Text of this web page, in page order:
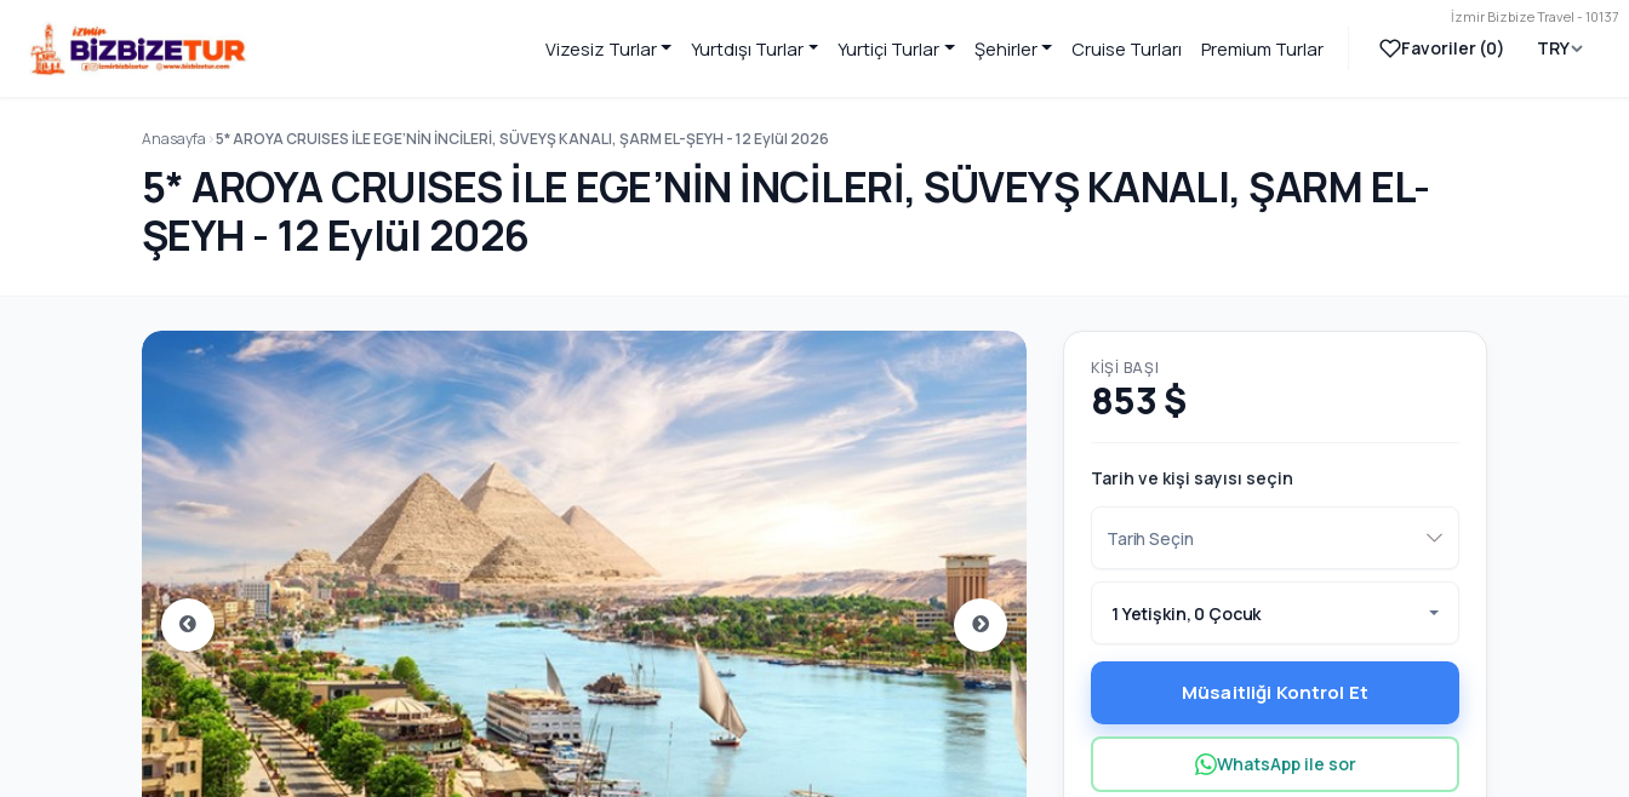
İzmir Bizbize Travel - 10137
Vizesiz Turlar Yurtdışı Turlar Yurtiçi Turlar Şehirler Cruise Turları Premium Turlar Favoriler (0) TRY
Anasayfa 5* AROYA CRUISES İLE EGE’NİN İNCİLERİ, SÜVEYŞ KANALI, ŞARM EL-ŞEYH - 12 Eylül 2026
5* AROYA CRUISES İLE EGE’NİN İNCİLERİ, SÜVEYŞ KANALI, ŞARM EL-
ŞEYH - 12 Eylül 2026
KIŞI BAŞI
853 $
Tarih ve kişi sayısı seçin
1 Yetişkin, 0 Çocuk
Müsaitliği Kontrol Et
WhatsApp ile sor